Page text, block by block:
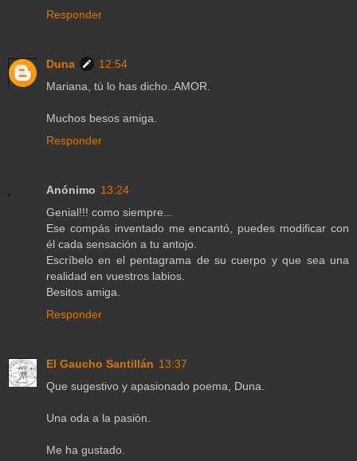
Responder
Duna
12:54
Mariana, tú lo has dicho..AMOR.
Muchos besos amiga.
Responder
Anónimo 13:24
Genial!!! como siempre...
Ese compás inventado me encantó, puedes modificar con
él cada sensación a tu antojo.
Escríbelo en el pentagrama de su cuerpo y que sea una
realidad en vuestros labios.
Besitos amiga.
Responder
El Gaucho Santillán 13:37
Que sugestivo y apasionado poema, Duna.
Una oda a la pasiòn.
Me ha gustado.